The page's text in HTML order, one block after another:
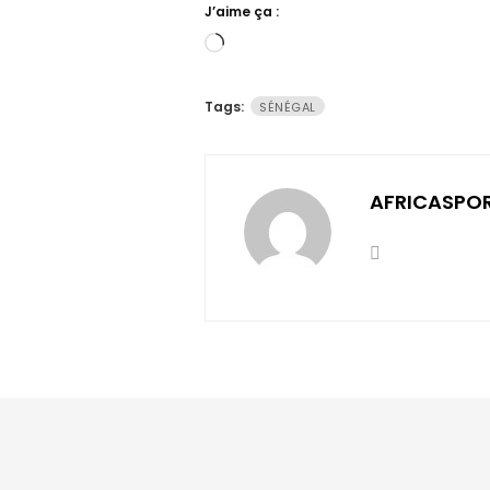
J’aime ça :
Chargement…
Tags: SÉNÉGAL